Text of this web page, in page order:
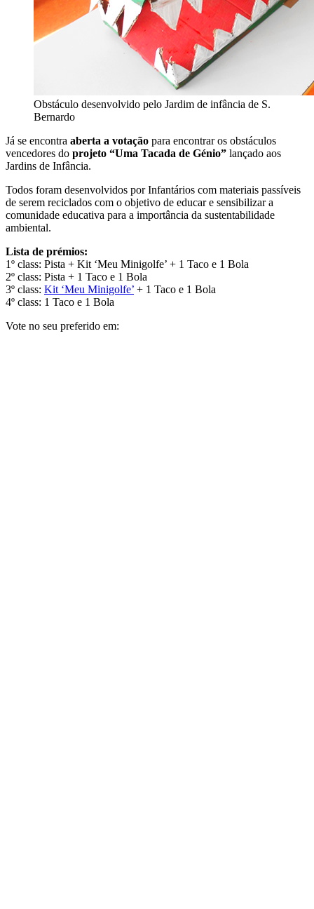
Obstáculo desenvolvido pelo Jardim de infância de S.
Bernardo
Já se encontra aberta a votação para encontrar os obstáculos
vencedores do projeto “Uma Tacada de Génio” lançado aos
Jardins de Infância.
Todos foram desenvolvidos por Infantários com materiais passíveis
de serem reciclados com o objetivo de educar e sensibilizar a
comunidade educativa para a importância da sustentabilidade
ambiental.
Lista de prémios:
1º class: Pista + Kit ‘Meu Minigolfe’ + 1 Taco e 1 Bola
2º class: Pista + 1 Taco e 1 Bola
3º class: Kit ‘Meu Minigolfe’ + 1 Taco e 1 Bola
4º class: 1 Taco e 1 Bola
Vote no seu preferido em: